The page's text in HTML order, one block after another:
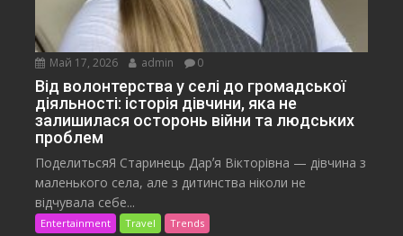
Май 17, 2026 admin 0
Від волонтерства у селі до громадської
діяльності: історія дівчини, яка не
залишилася осторонь війни та людських
проблем
ПоделитьсяЯ Старинець Дарʼя Вікторівна — дівчина з
маленького села, але з дитинства ніколи не
відчувала себе...
Entertainment Travel Trends